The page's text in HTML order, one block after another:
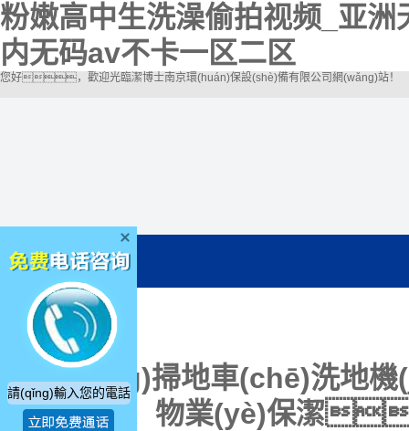
粉嫩高中生洗澡偷拍视频_亚
内无码av不卡一区二区
您好，歡迎光臨潔博士南京環(huán)保設(shè)備有限公司網(wǎng)站！
電動(dòng)掃地車(chē)洗地
(wèi)、物業(yè)保潔